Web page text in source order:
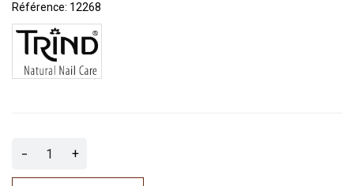
Référence: 12268
- +